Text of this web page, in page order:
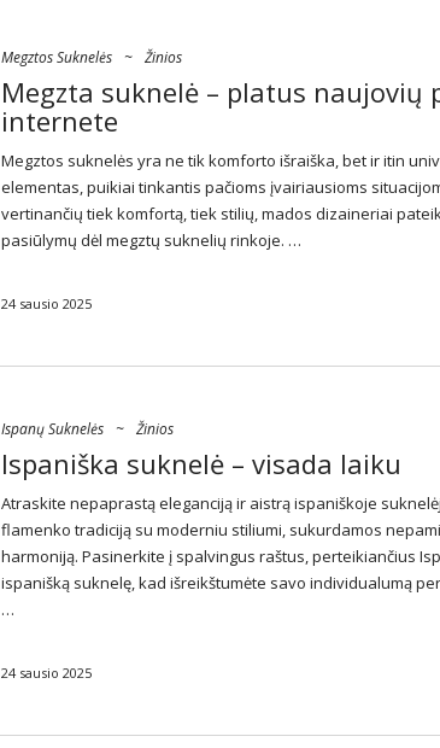
Megztos Suknelės ~ Žinios
Megzta suknelė – platus naujovių
internete
Megztos suknelės yra ne tik komforto išraiška, bet ir itin
elementas, puikiai tinkantis pačioms įvairiausioms
vertinančių tiek komfortą, tiek stilių, mados dizaineriai
pasiūlymų dėl megztų suknelių rinkoje. …
24 sausio 2025
Ispanų Suknelės ~ Žinios
Ispaniška suknelė – visada laiku
Atraskite nepaprastą eleganciją ir aistrą ispaniškoje
flamenko tradiciją su moderniu stiliumi, sukurdamos
harmoniją. Pasinerkite į spalvingus raštus, perteikiančius
ispanišką suknelę, kad išreikštumėte savo individualumą
…
24 sausio 2025